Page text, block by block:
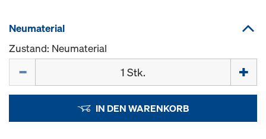
Neumaterial
Zustand: Neumaterial
IN DEN WARENKORB